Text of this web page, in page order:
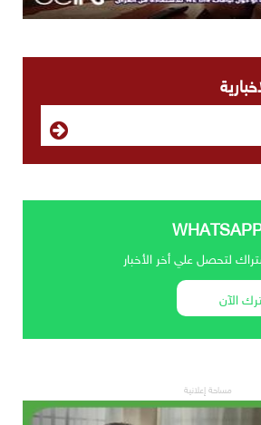
لتحصل علي أخر الأخبار
الآن
مساحة إعلانية